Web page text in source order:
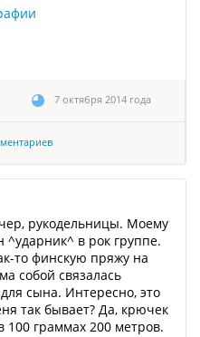
7 октября 2014 года
рукодельницы. Моему
^ударник^ в рок группе.
то финскую пряжу на
собой связалась
сына. Интересно, это
так бывает? Да, крючек
100 граммах 200 метров.